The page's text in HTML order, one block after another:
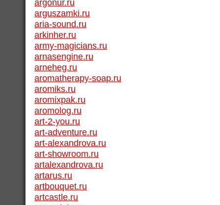
argonur.ru
arguszamki.ru
aria-sound.ru
arkinher.ru
army-magicians.ru
arnasengine.ru
arneheg.ru
aromatherapy-soap.ru
aromiks.ru
aromixpak.ru
aromolog.ru
art-2-you.ru
art-adventure.ru
art-alexandrova.ru
art-showroom.ru
artalexandrova.ru
artarus.ru
artbouquet.ru
artcastle.ru